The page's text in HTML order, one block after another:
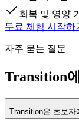
회복 및 영양
무료 체험 시작하
자주 묻는 질문
Transition
Transition은 초보자